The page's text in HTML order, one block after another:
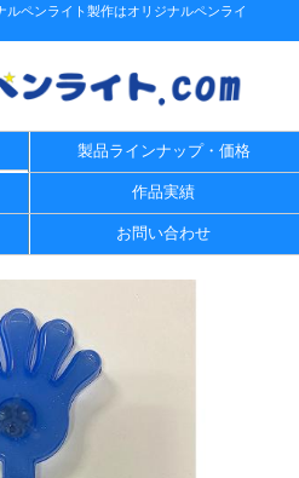
ペンライト製作はオリジナルペンライ
製品ラインナップ・価格
作品実績
お問い合わせ